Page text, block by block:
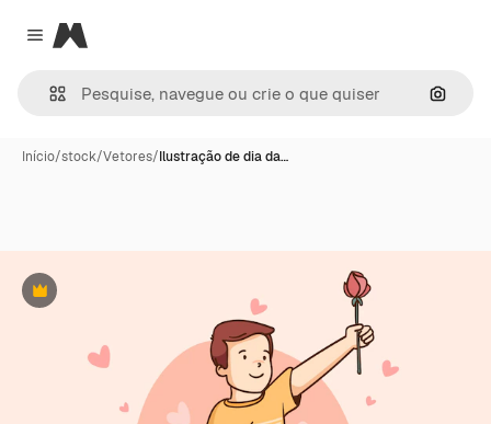
Close menu
Magnific
Início/stock/Vetores/Ilustração de dia da…
Premium